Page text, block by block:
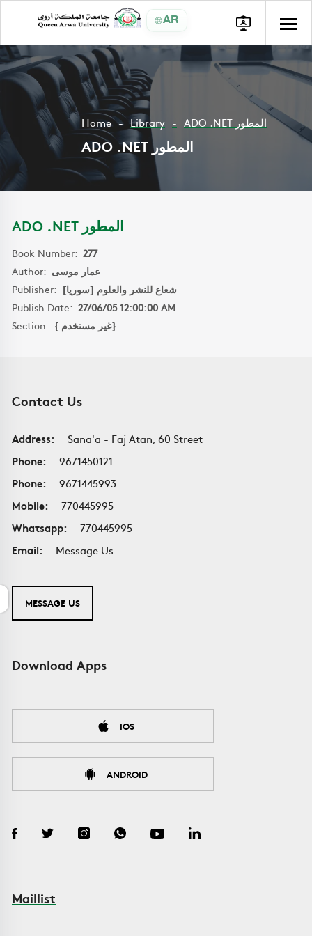
AR
Home Library ADO .NET المطور
ADO .NET المطور
ADO .NET المطور
Book Number: 277
Author: عمار موسى
Publisher: شعاع للنشر والعلوم [سوريا]
Publish Date: 27/06/05 12:00:00 AM
Section:
{ غير مستخدم}
Contact Us
Address:
Sana'a - Faj Atan, 60 Street
Phone:
9671450121
Phone:
9671445993
Mobile:
770445995
Whatsapp:
770445995
Email:
Message Us
MESSAGE US
Download Apps
IOS
ANDROID
Maillist